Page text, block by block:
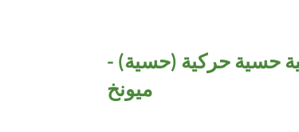
حسية حركية (حسية) -
ميونخ